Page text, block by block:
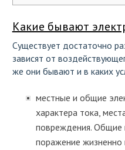
Какие бывают
Существует достаточно
зависят от
же они бывают и в каких
местные и общие
характера тока,
повреждения.
поражение жизненно